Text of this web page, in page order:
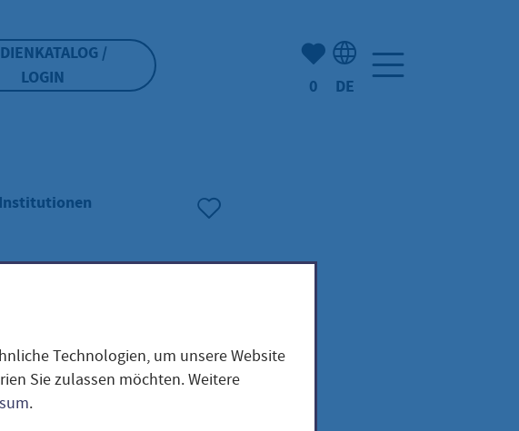
/
LOGIN
Anzahl der gemerkten
0 DE
Technologien, um unsere Website
Sie zulassen möchten. Weitere
.